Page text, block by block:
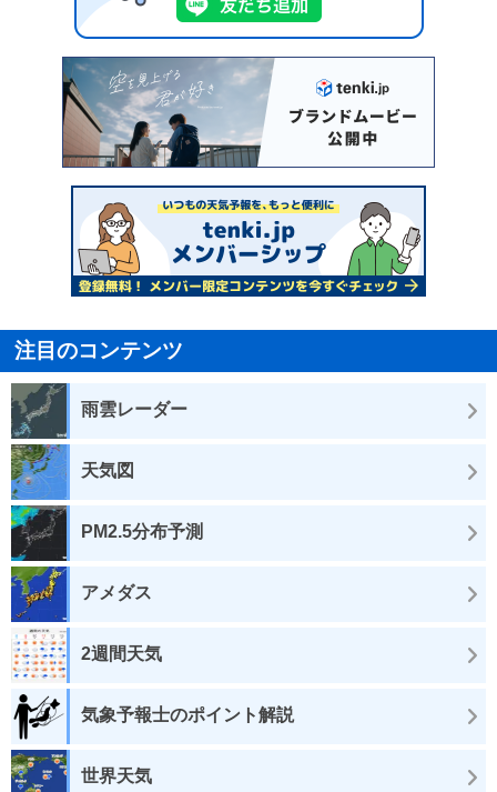
注目のコンテンツ
雨雲レーダー
天気図
PM2.5分布予測
アメダス
2週間天気
気象予報士のポイント解説
世界天気